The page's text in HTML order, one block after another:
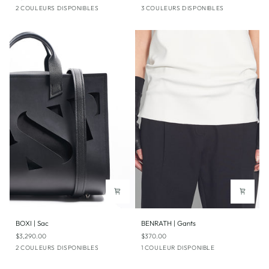
2 COULEURS DISPONIBLES
MacroMicro 3 COULEURS DISPONIBLES
Blanc Noir Menthe
|
Sac
BOXI | Sac
$3,290.00
2 COULEURS DISPONIBLES
Noir
Noir
|
Gants
BENRATH | Gants
$370.00
1 COULEUR DISPONIBLE
Noir